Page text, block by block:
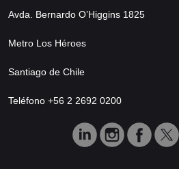
Avda. Bernardo O’Higgins 1825
Metro Los Héroes
Santiago de Chile
Teléfono +56 2 2692 0200